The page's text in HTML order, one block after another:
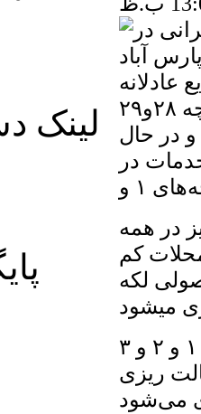
عادلانه
امکانات در محلات بخصوص محلات کم برخوردار، کوچه ۲۸و۲۹
و در حال
خدمات در
در همه
کم
سازی اصولی لکه
در راستای ارائه خدمات در همه محلات کوچه‌های ۱ و ۲ و ۳
ریزی
می‌شود
لینک